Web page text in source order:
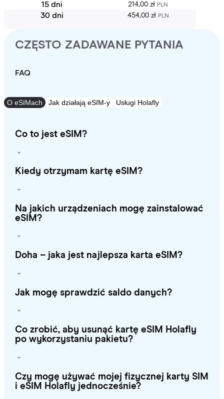
15 dni 214,00 zł PLN
30 dni 454,00 zł PLN
CZĘSTO ZADAWANE PYTANIA
FAQ
O eSIMach Jak działają eSIM-y Usługi Holafly
Co to jest eSIM?
Kiedy otrzymam kartę eSIM?
Na jakich urządzeniach mogę zainstalować
eSIM?
Doha – jaka jest najlepsza karta eSIM?
Jak mogę sprawdzić saldo danych?
Co zrobić, aby usunąć kartę eSIM Holafly
po wykorzystaniu pakietu?
Czy mogę używać mojej fizycznej karty SIM
i eSIM Holafly jednocześnie?